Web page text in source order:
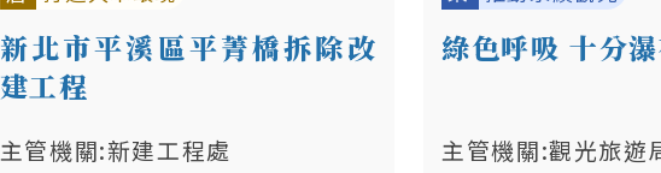
新北市平溪區平菁橋拆除改
建工程
主管機關:新建工程處
綠色呼吸 十分
主管機關:觀光旅遊